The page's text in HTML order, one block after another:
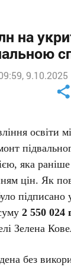
на
9.10.2025
освіти
яка
цін. Як
підписано
2 550 024
Зелена
без